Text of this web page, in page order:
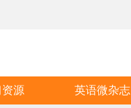
源 英语微杂志